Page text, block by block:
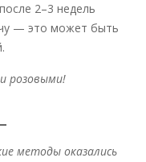
2–3 недель
— это может быть
розовыми!
методы оказались